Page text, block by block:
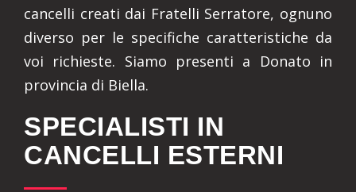
cancelli creati dai Fratelli Serratore, ognuno
diverso per le specifiche caratteristiche da
voi richieste. Siamo presenti a Donato in
provincia di Biella.
SPECIALISTI IN
CANCELLI ESTERNI